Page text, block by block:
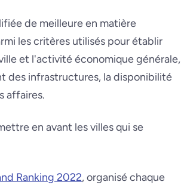
de meilleure en matière
les critères utilisés pour établir
et l'activité économique générale,
des infrastructures, la disponibilité
affaires.
en avant les villes qui se
Ranking 2022, organisé chaque